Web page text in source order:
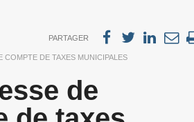
PARTAGER
COMPTE DE TAXES MUNICIPALES
de